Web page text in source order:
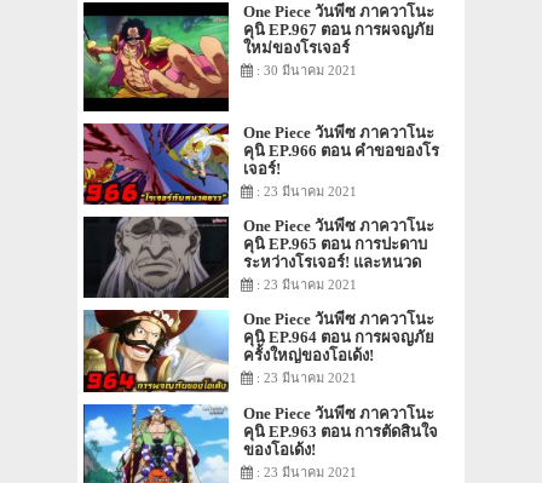
One Piece วันพีซ ภาควาโนะ
คุนิ EP.967 ตอน การผจญภัย
ใหม่ของโรเจอร์
: 30 มีนาคม 2021
One Piece วันพีซ ภาควาโนะ
คุนิ EP.966 ตอน คำขอของโร
เจอร์!
: 23 มีนาคม 2021
One Piece วันพีซ ภาควาโนะ
คุนิ EP.965 ตอน การปะดาบ
ระหว่างโรเจอร์! และหนวด
ขาว!: 23 มีนาคม 2021
One Piece วันพีซ ภาควาโนะ
คุนิ EP.964 ตอน การผจญภัย
ครั้งใหญ่ของโอเด้ง!
: 23 มีนาคม 2021
One Piece วันพีซ ภาควาโนะ
คุนิ EP.963 ตอน การตัดสินใจ
ของโอเด้ง!
: 23 มีนาคม 2021